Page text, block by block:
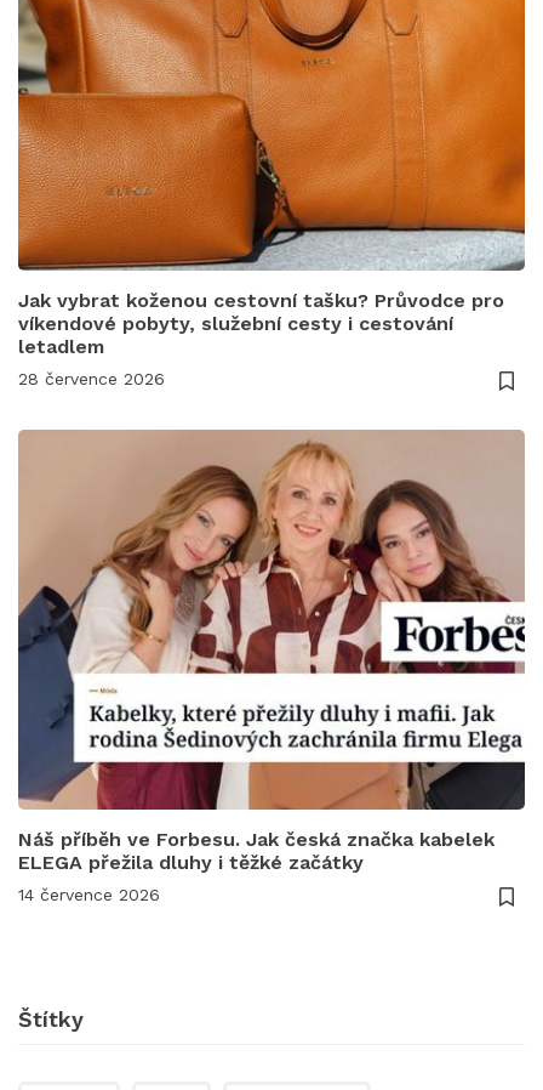
Jak vybrat koženou cestovní tašku? Průvodce pro
víkendové pobyty, služební cesty i cestování
letadlem
28 července 2026
Náš příběh ve Forbesu. Jak česká značka kabelek
ELEGA přežila dluhy i těžké začátky
14 července 2026
Štítky